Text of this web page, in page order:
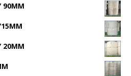
90MM
20MM